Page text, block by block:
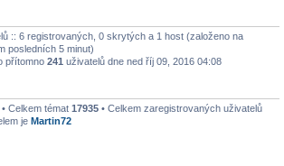
:: 6 registrovaných, 0 skrytých a 1 host (založeno na
posledních 5 minut)
přítomno 241 uživatelů dne ned říj 09, 2016 04:08
• Celkem témat 17935 • Celkem zaregistrovaných uživatelů
je Martin72